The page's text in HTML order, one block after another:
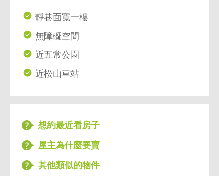
靜巷面寬一樓
無障礙空間
近五常公園
近松山車站
想約最近看房子
屋主為什麼要賣
其他類似的物件